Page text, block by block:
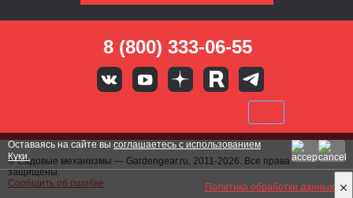
8 (800) 333-06-55
© Садовые механизмы — Gardengear.ru, 2011-2026. Все права
защищены.
Сообщить об ошибке
Политика обработки данных
Оставаясь на сайте вы соглашаетесь с использованием
Куки.